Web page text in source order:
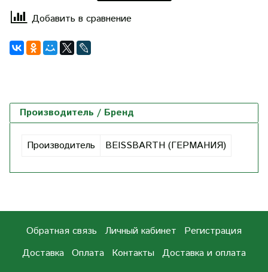
Добавить в сравнение
Производитель / Бренд
Производитель BEISSBARTH (ГЕРМАНИЯ)
Обратная связь Личный кабинет
Регистрация
Доставка Оплата Контакты Доставка и оплата